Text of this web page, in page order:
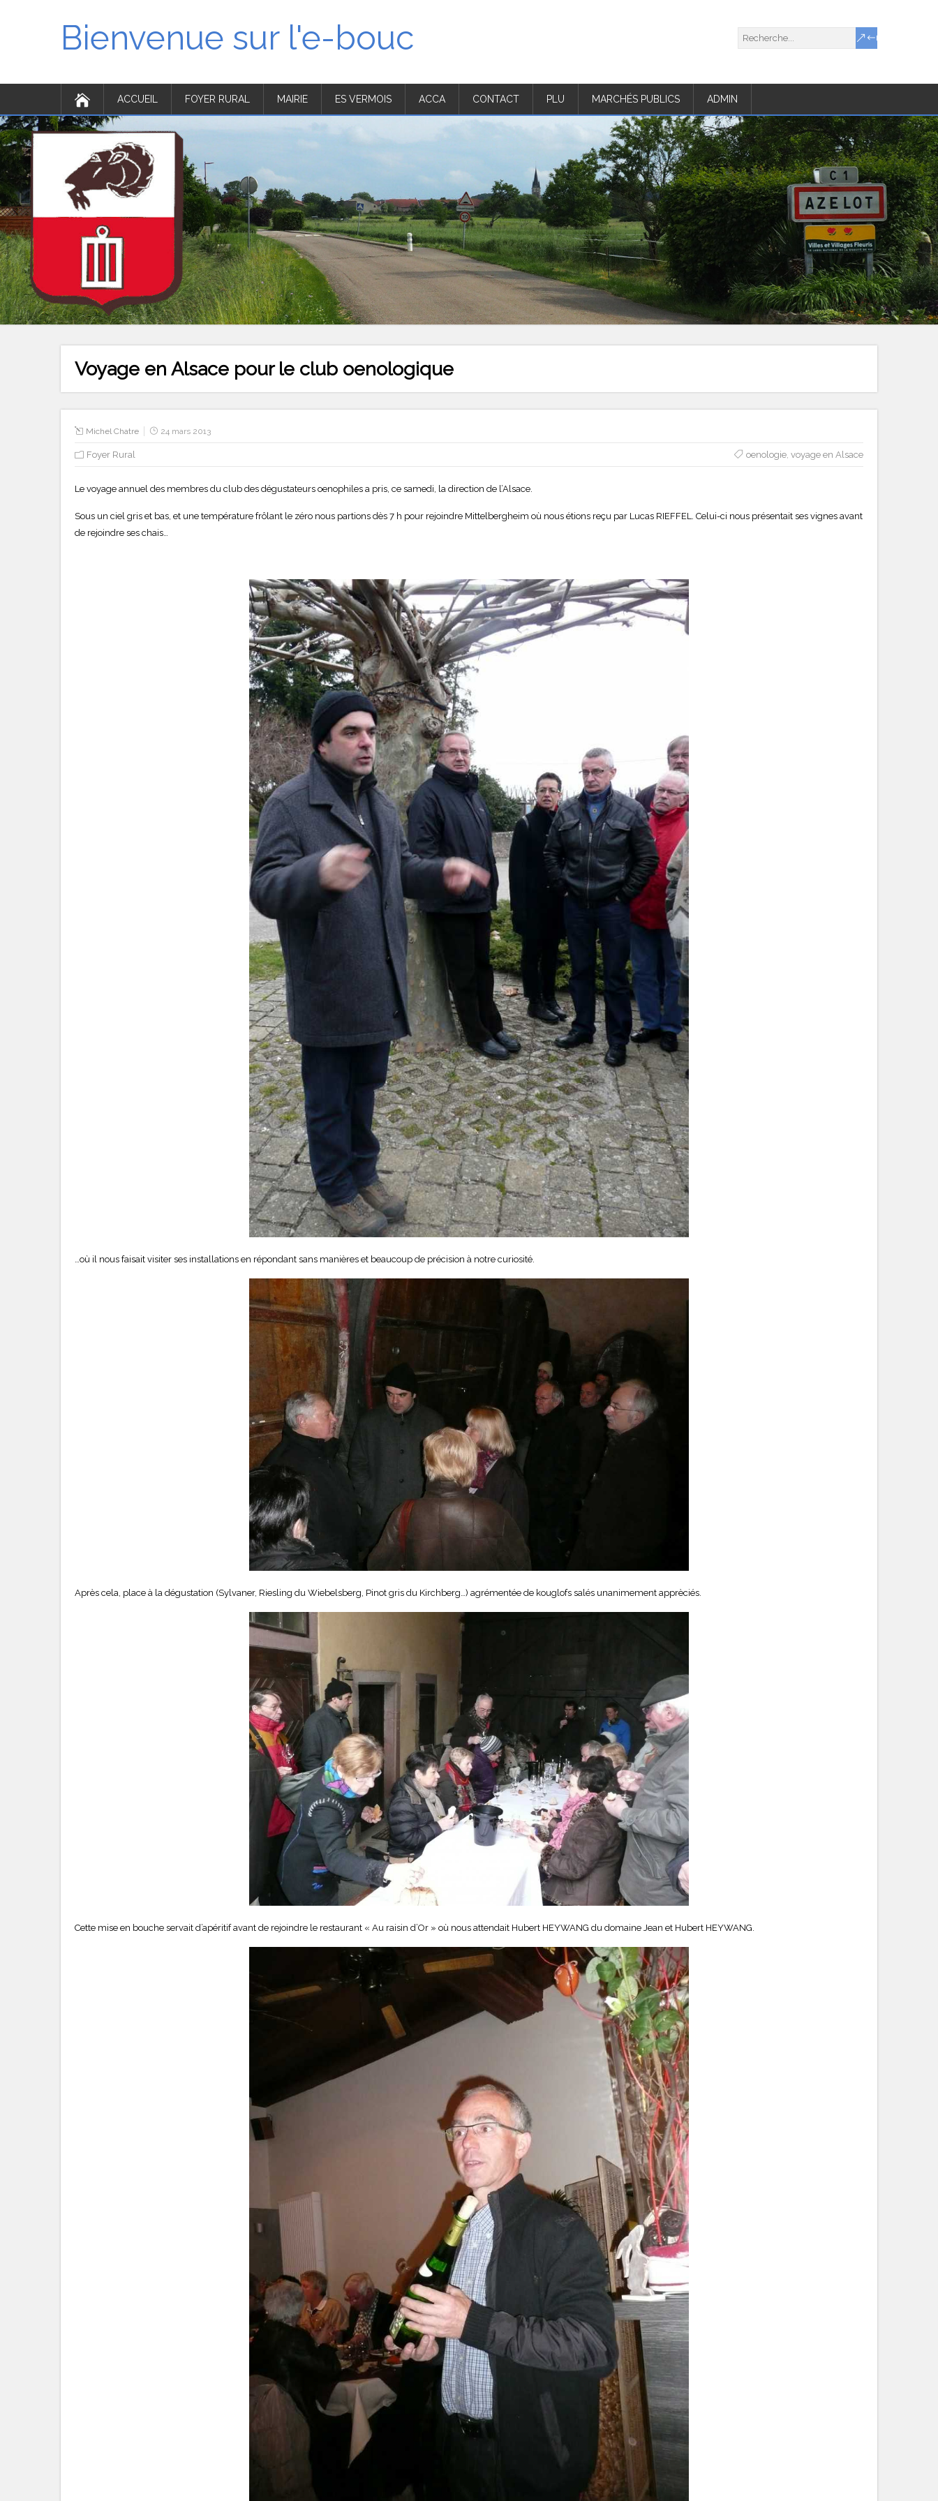
Bienvenue sur l'e-bouc
ACCUEIL FOYER RURAL MAIRIE ES VERMOIS ACCA CONTACT PLU MARCHÉS PUBLICS ADMIN
Voyage en Alsace pour le club oenologique
Michel Chatre 24 mars 2013
Foyer Rural oenologie, voyage en Alsace
Le voyage annuel des membres du club des dégustateurs oenophiles a pris, ce samedi, la direction de l’Alsace.
Sous un ciel gris et bas, et une température frôlant le zéro nous partions dès 7 h pour rejoindre Mittelbergheim où nous étions reçu par Lucas RIEFFEL. Celui-ci nous présentait ses vignes avant
de rejoindre ses chais…
…où il nous faisait visiter ses installations en répondant sans manières et beaucoup de précision à notre curiosité.
Après cela, place à la dégustation (Sylvaner, Riesling du Wiebelsberg, Pinot gris du Kirchberg…) agrémentée de kouglofs salés unanimement apprèciés.
Cette mise en bouche servait d’apéritif avant de rejoindre le restaurant « Au raisin d’Or » où nous attendait Hubert HEYWANG du domaine Jean et Hubert HEYWANG.